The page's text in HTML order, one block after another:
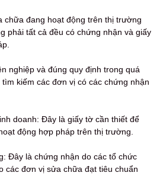
chữa đang hoạt động trên thị trường
phải tất cả đều có chứng nhận và giấy
nghiệp và đúng quy định trong quá
kiếm các đơn vị có các chứng nhận
doanh: Đây là giấy tờ cần thiết để
động hợp pháp trên thị trường.
Đây là chứng nhận do các tổ chức
các đơn vị sửa chữa đạt tiêu chuẩn